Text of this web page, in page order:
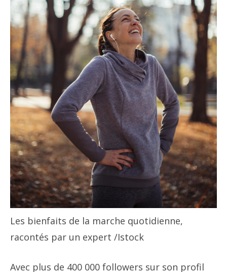
Les bienfaits de la marche quotidienne,
racontés par un expert /Istock
Avec plus de 400 000 followers sur son profil